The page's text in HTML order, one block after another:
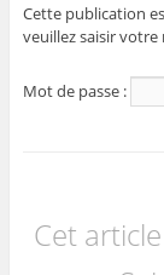
Cette publication
veuillez saisir votre
Mot de passe :
Cet